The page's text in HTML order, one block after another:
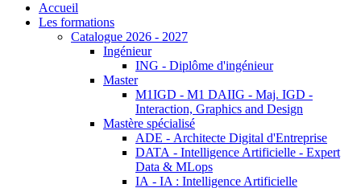
Accueil
Les formations
Catalogue 2026 - 2027
Ingénieur
ING - Diplôme d'ingénieur
Master
M1IGD - M1 DAIIG - Maj. IGD -
Interaction, Graphics and Design
Mastère spécialisé
ADE - Architecte Digital d'Entreprise
DATA - Intelligence Artificielle - Expert
Data & MLops
IA - IA : Intelligence Artificielle